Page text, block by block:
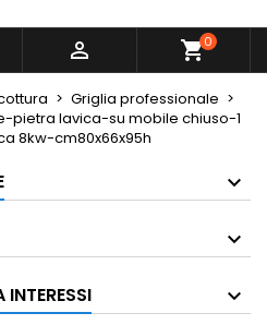
 shopping_cart0
Griglia professionale
pietra lavica-su mobile chiuso-1
8kw-cm80x66x95h
INTERESSI